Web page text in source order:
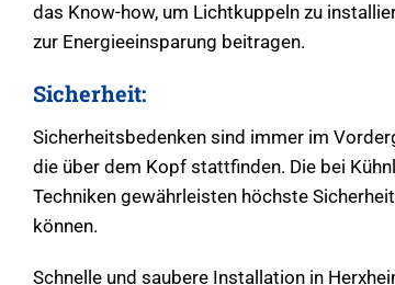
das Know-how, um Lichtkuppeln zu
zur Energieeinsparung beitragen.
Sicherheit:
Sicherheitsbedenken sind immer im
die über dem Kopf stattfinden. Die bei
Techniken gewährleisten höchste
können.
Schnelle und saubere Installation in